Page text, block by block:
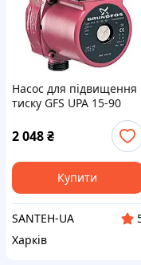
Насос для підвищення
тиску GFS UPA 15-90
2 048₴
Купити
SANTEH-UA
Харків